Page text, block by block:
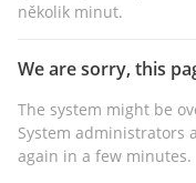
několik minut.
We are sorry, this
The system might be
System administrators
again in a few minutes.